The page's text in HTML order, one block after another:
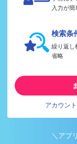
入力が簡
検索条
繰り返し
省略
アカウン
＼アプ